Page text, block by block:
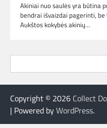
Akiniai nuo saulės yra būtina
bendrai išvaizdai pagerinti,
Aukštos kokybės akinių…
Copyright © 2026 Collect
| Powered byWordPress.